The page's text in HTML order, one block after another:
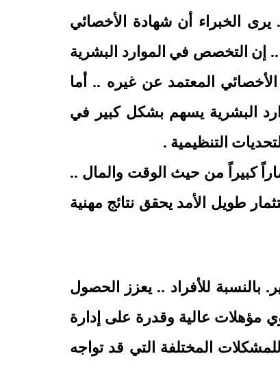
يرى الخبراء أن شهادة الأخصائي
.. إن التخصص في الموارد البشرية
المعتمد عن غيره .. أما
البشرية يسهم بشكل كبير في
التنظيمية .
كبيراً من حيث الوقت والمال ..
طويل الأمد يحقق نتائج مهنية
بالنسبة للأفراد .. يعزز الحصول
عالية وقدرة على إدارة
المختلفة التي قد تواجه